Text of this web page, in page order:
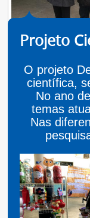
Projeto
O projeto
científica,
No ano
temas
Nas